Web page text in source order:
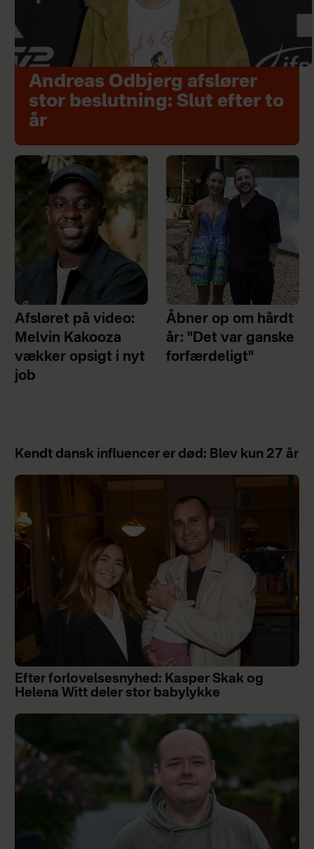
Andreas Odbjerg afslører
stor beslutning: Slut efter to
år
Afsløret på video:
Melvin Kakooza
vækker opsigt i nyt
job
Åbner op om hårdt
år: "Det var ganske
forfærdeligt"
Kendt dansk influencer er død: Blev kun 27 år
Efter forlovelsesnyhed: Kasper Skak og
Helena Witt deler stor babylykke